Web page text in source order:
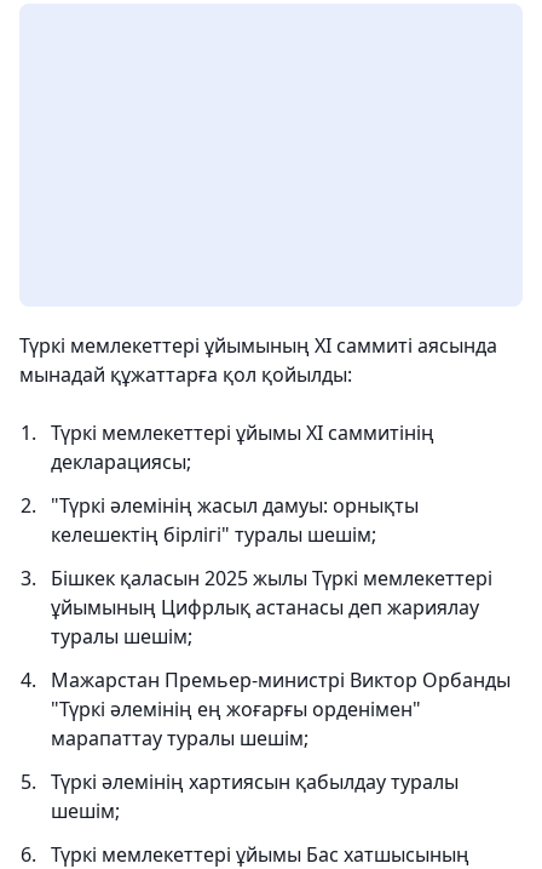
Түркі мемлекеттері ұйымының XI саммиті аясында
мынадай құжаттарға қол қойылды:
Түркі мемлекеттері ұйымы XI саммитінің
декларациясы;
"Түркі әлемінің жасыл дамуы: орнықты
келешектің бірлігі" туралы шешім;
Бішкек қаласын 2025 жылы Түркі мемлекеттері
ұйымының Цифрлық астанасы деп жариялау
туралы шешім;
Мажарстан Премьер-министрі Виктор Орбанды
"Түркі әлемінің ең жоғарғы орденімен"
марапаттау туралы шешім;
Түркі әлемінің хартиясын қабылдау туралы
шешім;
Түркі мемлекеттері ұйымы Бас хатшысының